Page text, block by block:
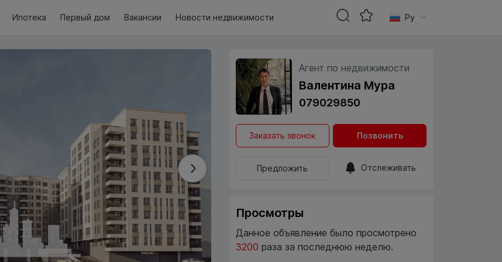
Агент по недвижимости
Валентина Мура
079029850
Заказать звонок Позвонить
Предложить Отслеживать
Просмотры
Данное объявление было просмотрено
3200 раза за последнюю неделю.
Ипотека Первый дом Вакансии Новости недвижимости Ру